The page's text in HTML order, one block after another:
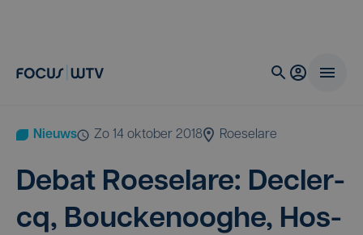
Nieuws zo 14 oktober 2018 Roeselare
Debat Roe­se­la­re: Dec­ler­
cq, Bou­c­ken­oog­he, Hos­